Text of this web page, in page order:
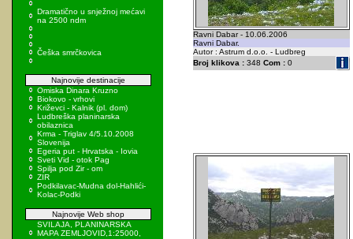
Dramatično u snježnoj mećavi
na 2500 ndm
Češka smrčkovica
Najnovije destinacije
Omiska Dinara Kruzno
Biokovo - vrhovi
Križevci - Kalnik (pl. dom)
Ludbreška planinarska
obilaznica
Krma - Triglav 4/5.10.2008
Slovenija
Egeria put - Hrvatska - Iovia
Sveti Vid - otok Pag
Spilja pod Zir - om
ZIR
Podkilavac-Mudna dol-Hahlići-
Kolac-Podki
Najnovije Web shop
SVILAJA, PLANINARSKA
MAPA ZEMLJOVID,1:25000,
Ravni Dabar - 10.06.2006
Ravni Dabar.
Autor : Astrum d.o.o. - Ludbreg
Broj klikova :348 Com :0